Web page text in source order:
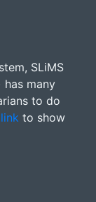
SLiMS
has many
to do
to show